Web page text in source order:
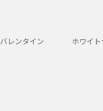
バレンタイン ホワイ